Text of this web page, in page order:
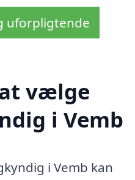
uforpligtende
vælge
i Vemb
i Vemb kan